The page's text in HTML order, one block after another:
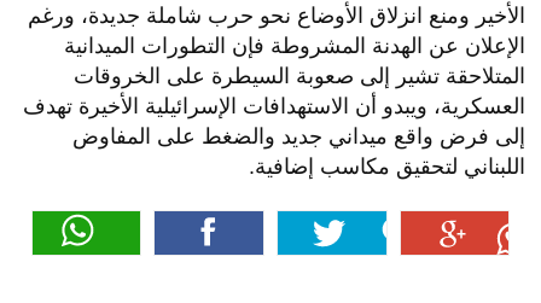
الأخير ومنع انزلاق الأوضاع نحو حرب شاملة جديدة، ورغم
الإعلان عن الهدنة المشروطة فإن التطورات الميدانية
المتلاحقة تشير إلى صعوبة السيطرة على الخروقات
العسكرية، ويبدو أن الاستهدافات الإسرائيلية الأخيرة تهدف
إلى فرض واقع ميداني جديد والضغط على المفاوض
اللبناني لتحقيق مكاسب إضافية.